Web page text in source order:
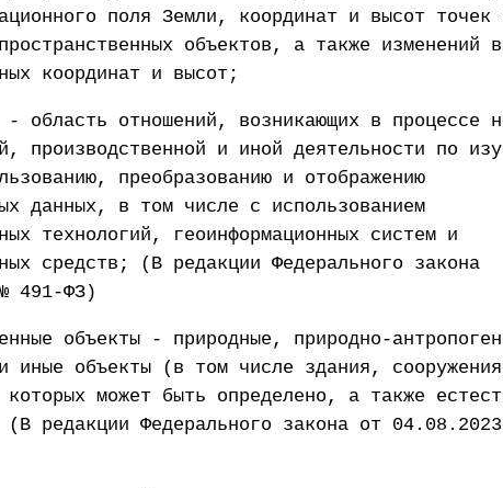
поля Земли, координат и высот точек
объектов, а также изменений
координат и высот;
- область отношений, возникающих в процессе
производственной и иной деятельности по
преобразованию и отображению
данных, в том числе с использованием
технологий, геоинформационных систем и
средств; (В редакции Федерального закона
491-ФЗ)
объекты - природные, природно-
и иные объекты (в том числе здания,
которых может быть определено, а также
(В редакции Федерального закона от